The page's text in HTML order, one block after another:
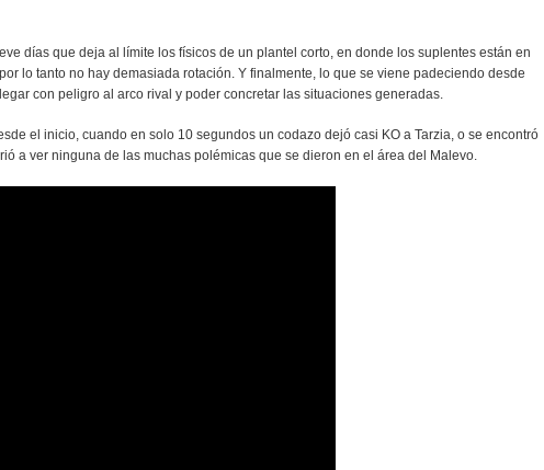
días que deja al límite los físicos de un plantel corto, en donde los suplentes están en
lo tanto no hay demasiada rotación. Y finalmente, lo que se viene padeciendo desde
con peligro al arco rival y poder concretar las situaciones generadas.
el inicio, cuando en solo 10 segundos un codazo dejó casi KO a Tarzia, o se encontró
a ver ninguna de las muchas polémicas que se dieron en el área del Malevo.